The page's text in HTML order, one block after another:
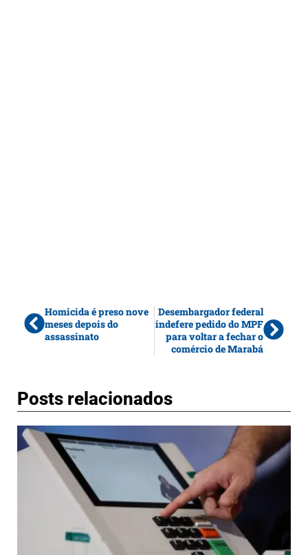
Homicida é preso nove
meses depois do
assassinato
Desembargador federal
indefere pedido do MPF
para voltar a fechar o
comércio de Marabá
Posts relacionados